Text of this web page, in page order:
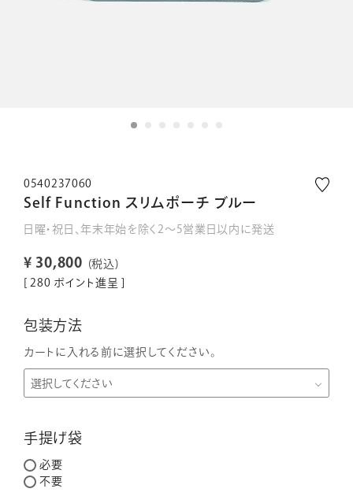
0540237060
Self Function スリムポーチ ブルー
日曜・祝日、年末年始を除く2～5営業日以内に発送
¥ 30,800
税込
280 ポイント進呈 ]
包装方法
カートに入れる前に選択してください。
手提げ袋
必要
不要